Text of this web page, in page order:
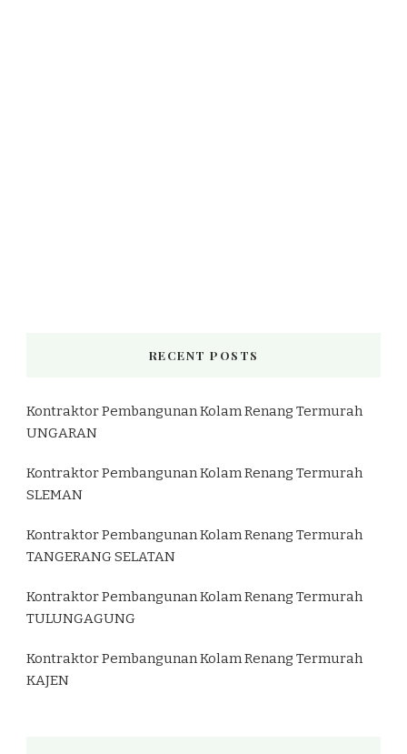
RECENT POSTS
Kontraktor Pembangunan Kolam Renang Termurah
UNGARAN
Kontraktor Pembangunan Kolam Renang Termurah
SLEMAN
Kontraktor Pembangunan Kolam Renang Termurah
TANGERANG SELATAN
Kontraktor Pembangunan Kolam Renang Termurah
TULUNGAGUNG
Kontraktor Pembangunan Kolam Renang Termurah
KAJEN